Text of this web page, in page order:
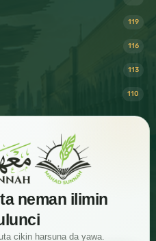
neman ilimin
cikin harsuna da yawa.
119
116
113
110